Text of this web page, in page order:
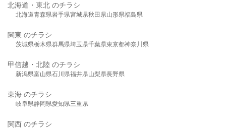
北海道・東北 のチラシ
北海道青森県岩手県宮城県秋田県山形県福島県
関東 のチラシ
茨城県栃木県群馬県埼玉県千葉県東京都神奈川県
甲信越・北陸 のチラシ
新潟県富山県石川県福井県山梨県長野県
東海 のチラシ
岐阜県静岡県愛知県三重県
関西 のチラシ